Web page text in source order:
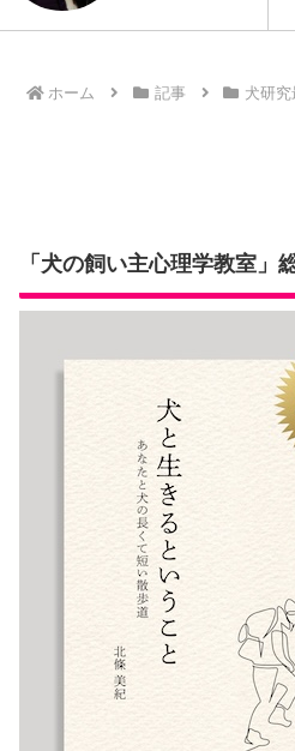
ロール」＆
ぶ」開催報告
ホーム 記事 犬研究
「犬の飼い主心理学教室」